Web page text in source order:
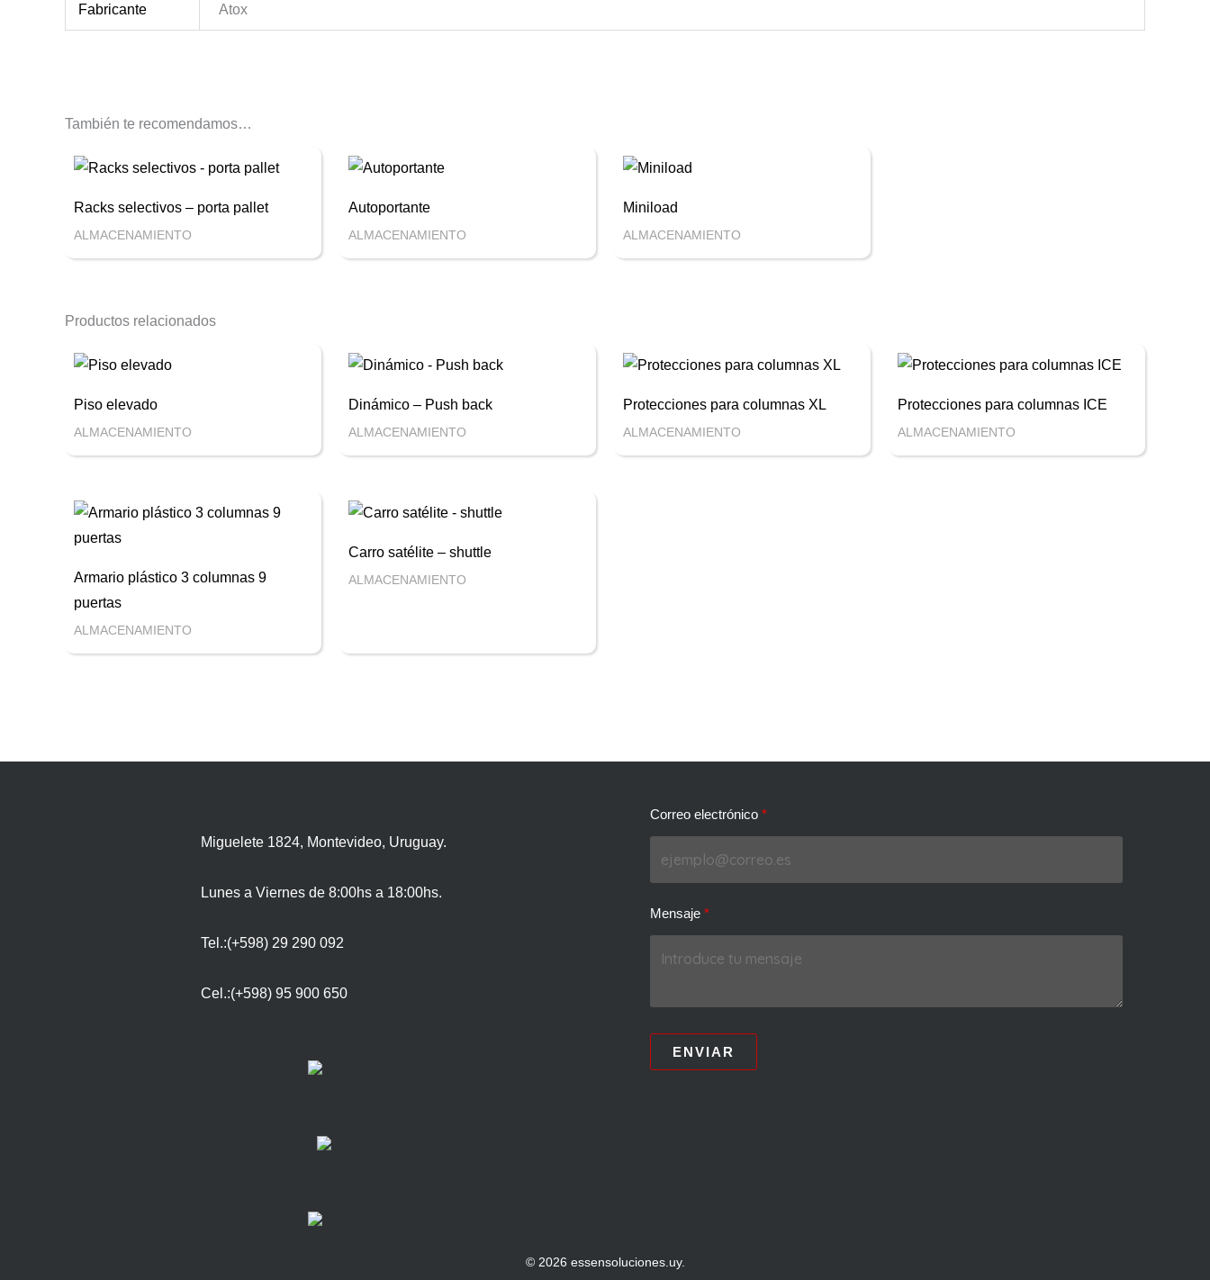
Fabricante Atox
También te recomendamos…
Racks selectivos – porta pallet
ALMACENAMIENTO
Autoportante
ALMACENAMIENTO
Miniload
ALMACENAMIENTO
Productos relacionados
Piso elevado
ALMACENAMIENTO
Dinámico – Push back
ALMACENAMIENTO
Protecciones para columnas XL
ALMACENAMIENTO
Protecciones para columnas ICE
ALMACENAMIENTO
Armario plástico 3 columnas 9
puertas
ALMACENAMIENTO
Carro satélite – shuttle
ALMACENAMIENTO
Miguelete 1824, Montevideo, Uruguay.
Lunes a Viernes de 8:00hs a 18:00hs.
Tel.:(+598) 29 290 092
Cel.:(+598) 95 900 650
Correo electrónico
Mensaje
ENVIAR
© 2026 essensoluciones.uy.